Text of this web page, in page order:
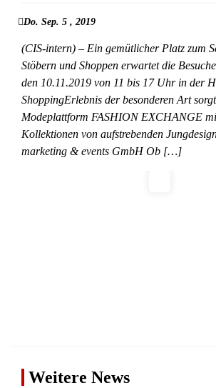
Do. Sep. 5 , 2019
(CIS-intern) – Ein gemütlicher Platz zum
Stöbern und Shoppen erwartet die
den 10.11.2019 von 11 bis 17 Uhr in der
ShoppingErlebnis der besonderen Art
Modeplattform FASHION EXCHANGE
Kollektionen von aufstrebenden
marketing & events GmbH Ob […]
Weitere News